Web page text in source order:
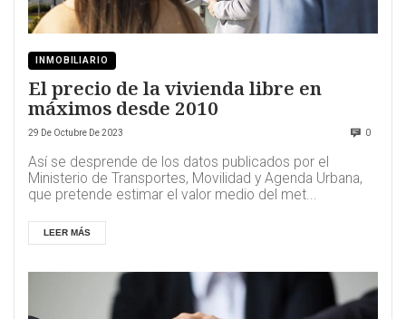
INMOBILIARIO
El precio de la vivienda libre en
máximos desde 2010
29 De Octubre De 2023 0
Así se desprende de los datos publicados por el
Ministerio de Transportes, Movilidad y Agenda Urbana,
que pretende estimar el valor medio del met...
LEER MÁS